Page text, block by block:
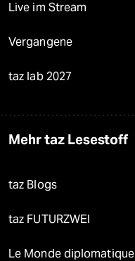
Live im Stream
Vergangene
taz lab 2027
Mehr taz Lesestoff
taz Blogs
taz FUTURZWEI
Le Monde diplomatique